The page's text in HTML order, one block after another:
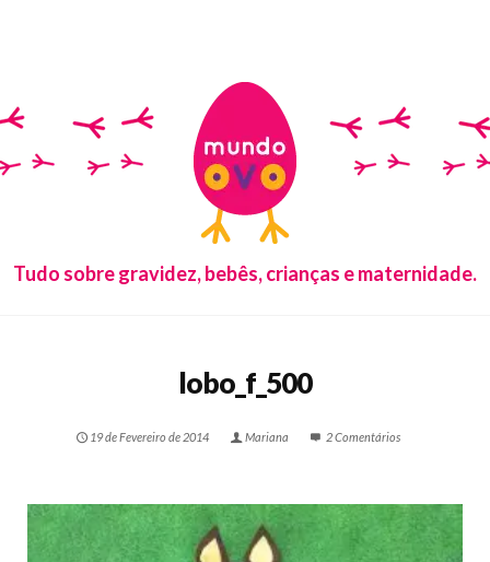
Tudo sobre gravidez, bebês, crianças e maternidade.
lobo_f_500
19 de Fevereiro de 2014 Mariana 2 Comentários